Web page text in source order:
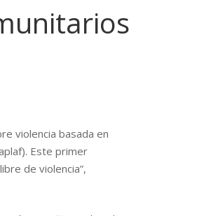
violencia basada en
Este primer
de violencia”,